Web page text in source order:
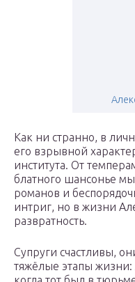
Как ни странно, в
его взрывной
института. От
блатного шансонье
романов и
интриг, но в жизни
развратность.
Супруги счастливы,
тяжёлые этапы